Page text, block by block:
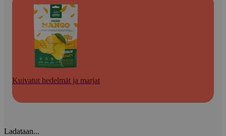
Kuivatut hedelmät ja marjat
Ladataan...